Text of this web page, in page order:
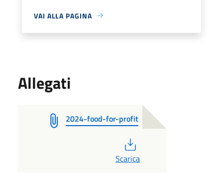
VAI ALLA PAGINA
Allegati
2024-food-for-profit
Scarica